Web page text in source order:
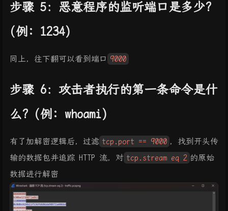
步骤 5：恶意程序的监听端口是多少?
(例: 1234)
同上，往下翻可以看到端口 9000
步骤 6：攻击者执行的第一条命令是什
么? (例: whoami)
有了加解密逻辑后，过滤 tcp.port == 9000 ，找到开头传
输的数据包并追踪 HTTP 流，对 tcp.stream eq 2 的原始
数据进行解密